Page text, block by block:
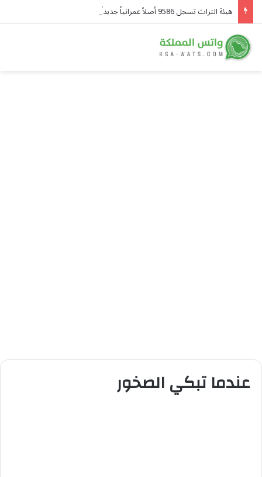
هيئة التراث تسجل 9586 أصلاً عمرانياً جديداً خلال النصف الأول
عندما تبكي الصخور